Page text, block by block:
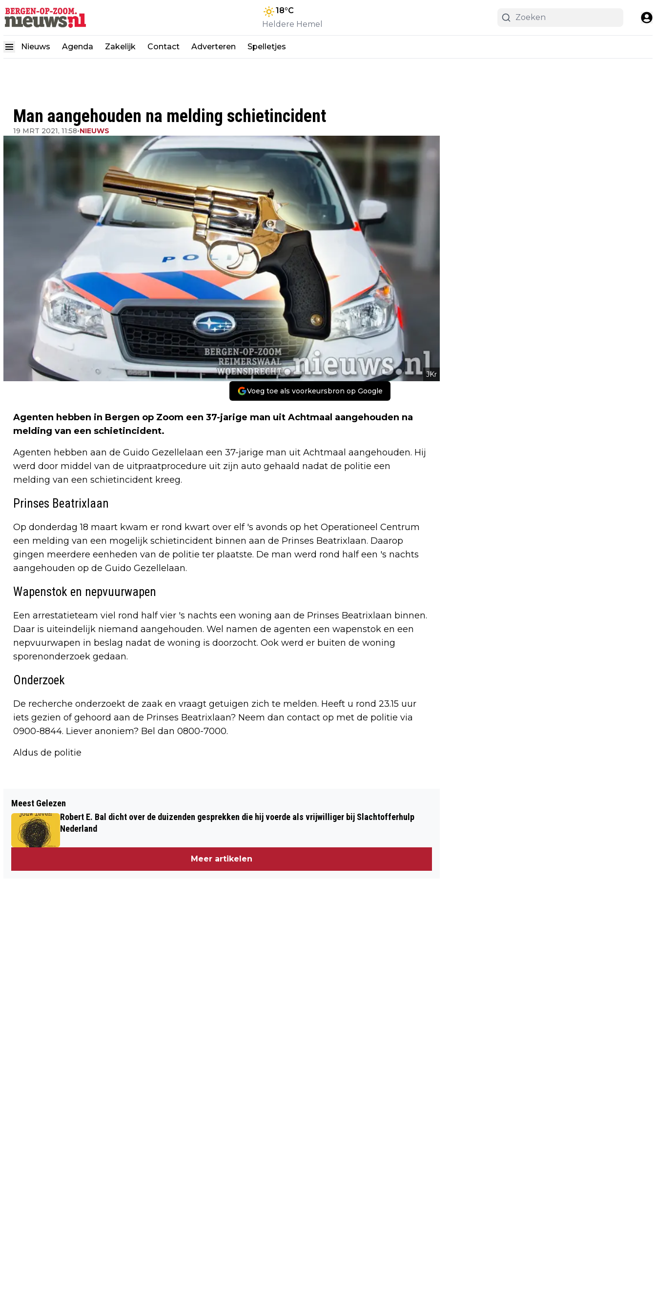
18°C
Heldere Hemel
Nieuws Agenda Zakelijk Contact Adverteren Spelletjes
Man aangehouden na melding schietincident
19 MRT 2021, 11:58•NIEUWS
JKr
Voeg toe als voorkeursbron op Google
Agenten hebben in Bergen op Zoom een 37-jarige man uit Achtmaal aangehouden na
melding van een schietincident.
Agenten hebben aan de Guido Gezellelaan een 37-jarige man uit Achtmaal aangehouden. Hij
werd door middel van de uitpraatprocedure uit zijn auto gehaald nadat de politie een
melding van een schietincident kreeg.
Prinses Beatrixlaan
Op donderdag 18 maart kwam er rond kwart over elf 's avonds op het Operationeel Centrum
een melding van een mogelijk schietincident binnen aan de Prinses Beatrixlaan. Daarop
gingen meerdere eenheden van de politie ter plaatste. De man werd rond half een 's nachts
aangehouden op de Guido Gezellelaan.
Wapenstok en nepvuurwapen
Een arrestatieteam viel rond half vier 's nachts een woning aan de Prinses Beatrixlaan binnen.
Daar is uiteindelijk niemand aangehouden. Wel namen de agenten een wapenstok en een
nepvuurwapen in beslag nadat de woning is doorzocht. Ook werd er buiten de woning
sporenonderzoek gedaan.
Onderzoek
De recherche onderzoekt de zaak en vraagt getuigen zich te melden. Heeft u rond 23.15 uur
iets gezien of gehoord aan de Prinses Beatrixlaan? Neem dan contact op met de politie via
0900-8844. Liever anoniem? Bel dan 0800-7000.
Aldus de politie
WIETKWEKERIJ AANGETROFFEN AAN DE
KLEINE KERKSTRAAT
DREIGEN MET MES
Meest Gelezen
Robert E. Bal dicht over de duizenden gesprekken die hij voerde als vrijwilliger bij Slachtofferhulp
Nederland
Meer artikelen